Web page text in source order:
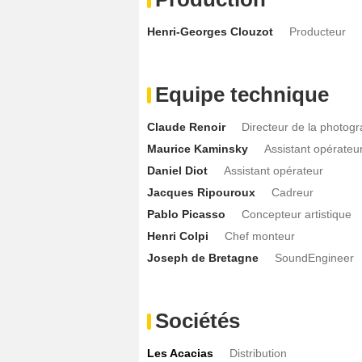
Henri-Georges Clouzot Producteur
Equipe technique
Claude Renoir
Directeur de la
Maurice Kaminsky
Assistant
Daniel Diot
Assistant opérateur
Jacques Ripouroux
Cadreur
Pablo Picasso
Concepteur artistique
Henri Colpi
Chef monteur
Joseph de Bretagne
SoundEngineer
Sociétés
Les Acacias
Distribution